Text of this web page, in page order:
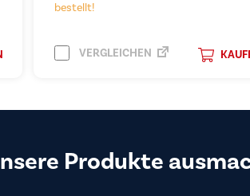
bestellt!
VERGLEICHEN
Produkte